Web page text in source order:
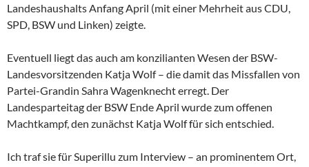
Landeshaushalts Anfang April (mit einer Mehrheit aus CDU,
SPD, BSW und Linken) zeigte.
Eventuell liegt das auch am konzilianten Wesen der BSW-
Landesvorsitzenden Katja Wolf – die damit das Missfallen von
Partei-Grandin Sahra Wagenknecht erregt. Der
Landesparteitag der BSW Ende April wurde zum offenen
Machtkampf, den zunächst Katja Wolf für sich entschied.
Ich traf sie für Superillu zum Interview – an prominentem Ort,